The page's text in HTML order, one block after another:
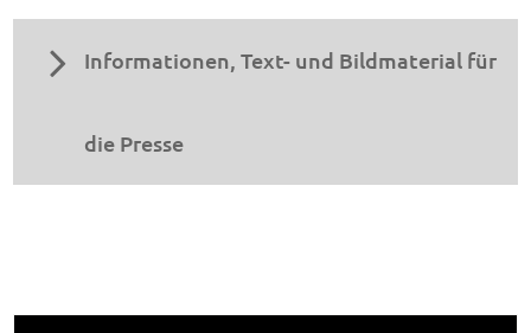
Informationen, Text- und Bildmaterial für
die Presse
ZUM DOWNLOADBEREICH